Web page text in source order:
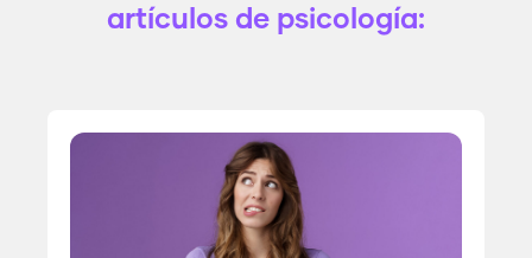
artículos de psicología: